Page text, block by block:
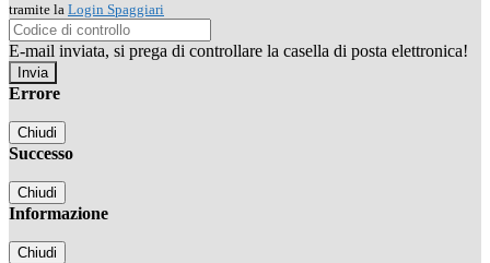
tramite la Login Spaggiari
E-mail inviata, si prega di controllare la casella di posta elettronica!
Errore
Chiudi
Successo
Chiudi
Informazione
Chiudi